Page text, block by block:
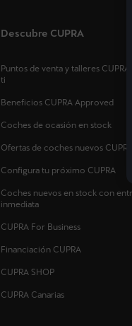
Descubre CUPRA
Puntos de venta y talleres
ti
Beneficios CUPRA Approved
Coches de ocasión en stock
Ofertas de coches nuevos CUPRA
Configura tu próximo CUPRA
Coches nuevos en stock con
inmediata
CUPRA For Business
Financiación CUPRA
CUPRA SHOP
CUPRA Canarias